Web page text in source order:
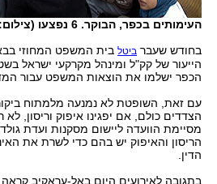
העימותים בכפר, הבוקר. 6 נפצעו (צילום: אתר פאנט)
בחודש שעבר ביטלבית המשפט המחוזי
הייעור של קק"ל ומינהל מקרקעי ישראל
הכפר ישלמו את הוצאות המשפט עבור
עם זאת, השופטת לא נמנעה מלמתוח
הצדדים כולם, אם יפגינו איפוק וריסון,
מסיימת הוועדה ליישום מסקנות ועדת
הריסון והאיפוק יש בהם כדי לשרת את
הדין.
בתגובה לאירועים היום באל-עראקיב